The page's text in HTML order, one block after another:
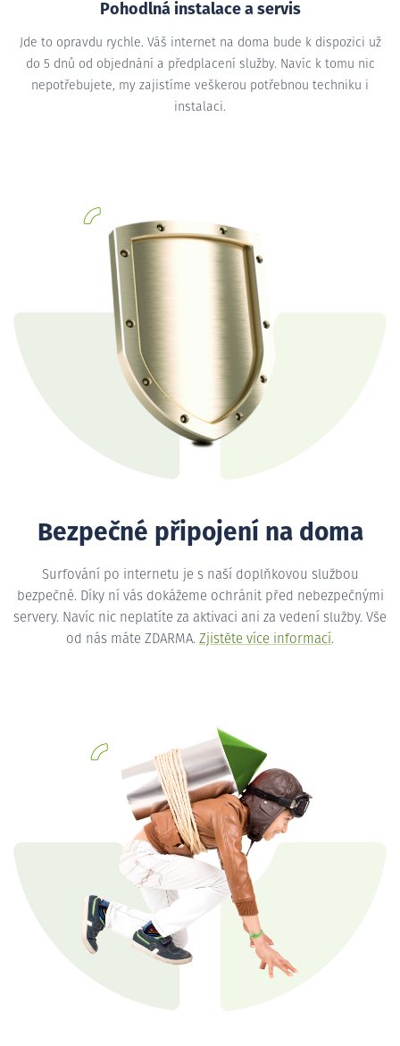
Pohodlná instalace a servis
Jde to opravdu rychle. Váš internet na doma bude k dispozici už
do 5 dnů od objednání a předplacení služby. Navíc k tomu nic
nepotřebujete, my zajistíme veškerou potřebnou techniku i
instalaci.
Bezpečné připojení na doma
Surfování po internetu je s naší doplňkovou službou
bezpečné. Díky ní vás dokážeme ochránit před nebezpečnými
servery. Navíc nic neplatíte za aktivaci ani za vedení služby. Vše
od nás máte ZDARMA. Zjistěte více informací.